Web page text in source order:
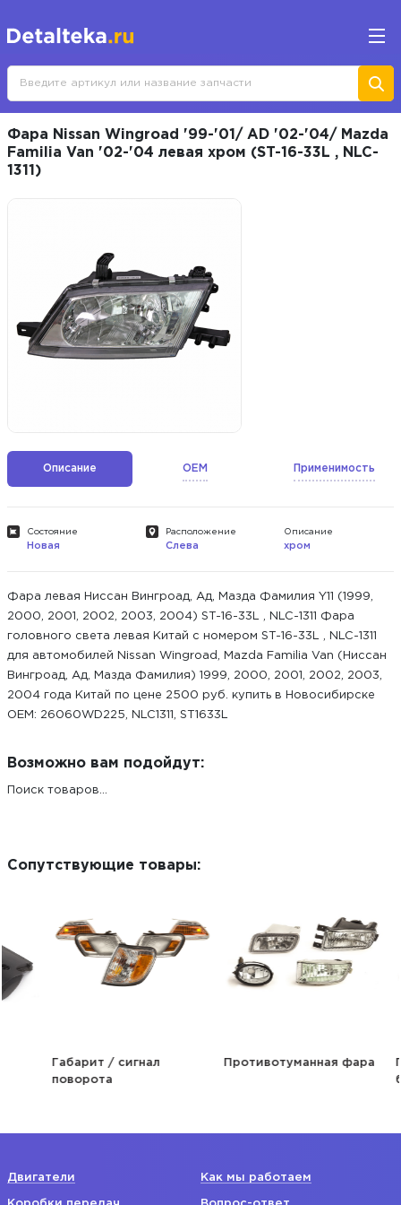
Фара Nissan Wingroad '99-'01/ AD '02-'04/ Mazda
Familia Van '02-'04 левая хром (ST-16-33L , NLC-
1311)
Описание OEM Применимость
Состояние
Новая
Расположение
Слева
Описание
хром
Фара левая Ниссан Вингроад, Ад, Мазда Фамилия Y11 (1999,
2000, 2001, 2002, 2003, 2004) ST-16-33L , NLC-1311 Фара
головного света левая Китай с номером ST-16-33L , NLC-1311
для автомобилей Nissan Wingroad, Mazda Familia Van (Ниссан
Вингроад, Ад, Мазда Фамилия) 1999, 2000, 2001, 2002, 2003,
2004 года Китай по цене 2500 руб. купить в Новосибирске
ОЕМ: 26060WD225, NLC1311, ST1633L
Возможно вам подойдут:
Поиск товаров...
Сопутствующие товары:
Габарит / сигнал
поворота
Противотуманная фара
бампер
Двигатели Как мы работаем